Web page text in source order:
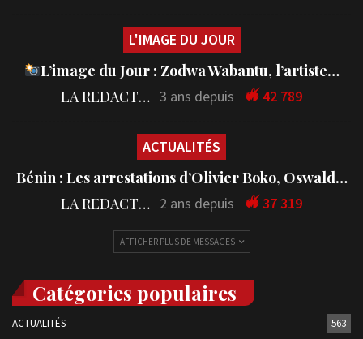
L'IMAGE DU JOUR
L’image du Jour : Zodwa Wabantu, l’artiste…
LA REDACTION 3 ans depuis 42 789
ACTUALITÉS
Bénin : Les arrestations d’Olivier Boko, Oswald…
LA REDACTION 2 ans depuis 37 319
AFFICHER PLUS DE MESSAGES
Catégories populaires
ACTUALITÉS 563